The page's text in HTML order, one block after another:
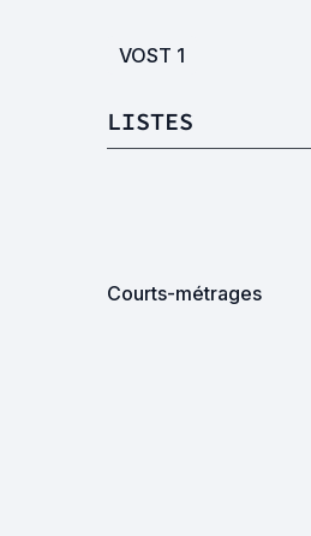
VOST 1
LISTES
Courts-métrages